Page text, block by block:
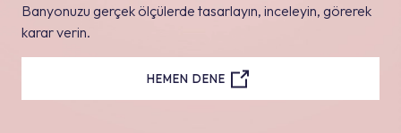
Banyonuzu gerçek ölçülerde tasarlayın, inceleyin, görerek
karar verin.
HEMEN DENE